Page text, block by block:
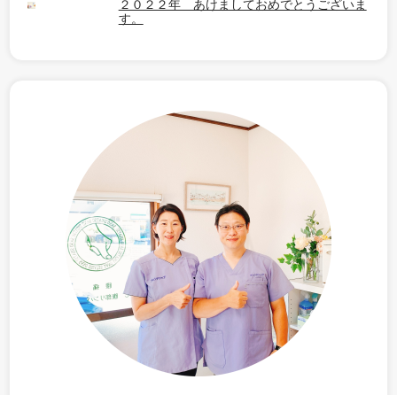
２０２２年 あけましておめでとうございま
す。